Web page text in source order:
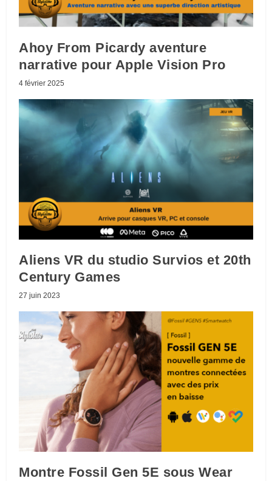
Ahoy From Picardy aventure
narrative pour Apple Vision Pro
4 février 2025
Aliens VR du studio Survios et 20th
Century Games
27 juin 2023
Montre Fossil Gen 5E sous Wear